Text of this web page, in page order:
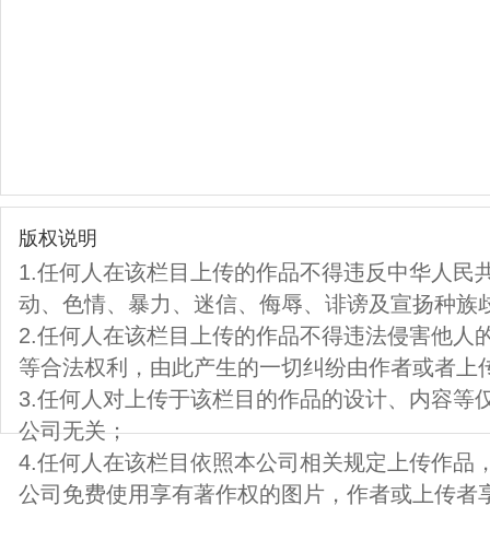
版权说明
1.任何人在该栏目上传的作品不得违反中华人民
动、色情、暴力、迷信、侮辱、诽谤及宣扬种族
2.任何人在该栏目上传的作品不得违法侵害他人
等合法权利，由此产生的一切纠纷由作者或者上
3.任何人对上传于该栏目的作品的设计、内容等
公司无关；
4.任何人在该栏目依照本公司相关规定上传作品
公司免费使用享有著作权的图片，作者或上传者